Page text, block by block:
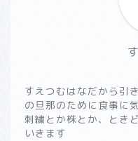
すえつむはなだから引
の旦那のために食事に
刺繍とか株とか、とき
いきます